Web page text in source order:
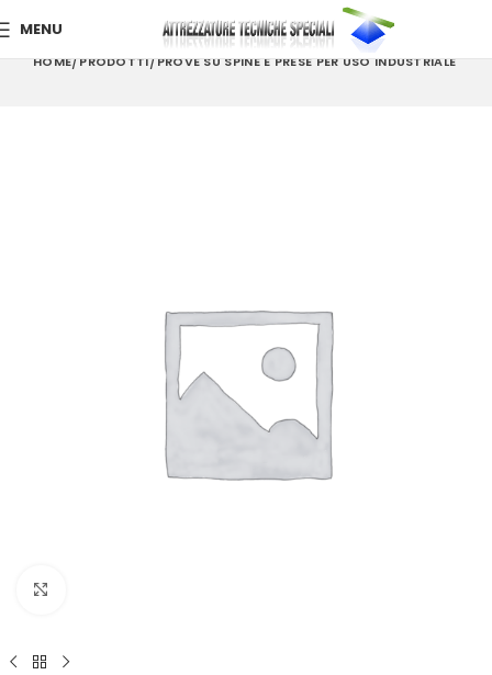
MENU
HOME PRODOTTI PROVE SU SPINE E PRESE PER USO INDUSTRIALE